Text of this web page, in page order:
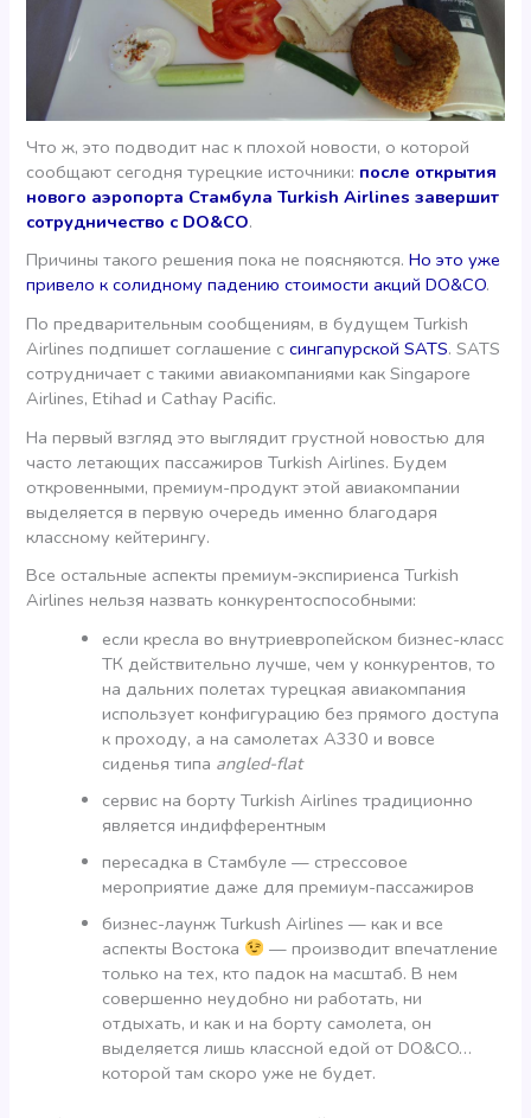
Что ж, это подводит нас к плохой новости, о которой
сообщают сегодня турецкие источники: после открытия
нового аэропорта Стамбула Turkish Airlines завершит
сотрудничество с DO&CO.
Причины такого решения пока не поясняются.Но это уже
привело к солидному падению стоимости акций DO&CO.
По предварительным сообщениям, в будущем Turkish
Airlines подпишет соглашение ссингапурской SATS. SATS
сотрудничает с такими авиакомпаниями как Singapore
Airlines, Etihad и Cathay Pacific.
На первый взгляд это выглядит грустной новостью для
часто летающих пассажиров Turkish Airlines. Будем
откровенными, премиум-продукт этой авиакомпании
выделяется в первую очередь именно благодаря
классному кейтерингу.
Все остальные аспекты премиум-экспириенса Turkish
Airlines нельзя назвать конкурентоспособными:
если кресла во внутриевропейском бизнес-класс
ТК действительно лучше, чем у конкурентов, то
на дальних полетах турецкая авиакомпания
использует конфигурацию без прямого доступа
к проходу, а на самолетах А330 и вовсе
сиденья типа angled-flat
сервис на борту Turkish Airlines традиционно
является индифферентным
пересадка в Стамбуле — стрессовое
мероприятие даже для премиум-пассажиров
бизнес-лаунж Turkush Airlines — как и все
аспекты Востока
— производит впечатление
только на тех, кто падок на масштаб. В нем
совершенно неудобно ни работать, ни
отдыхать, и как и на борту самолета, он
выделяется лишь классной едой от DO&CO…
которой там скоро уже не будет.